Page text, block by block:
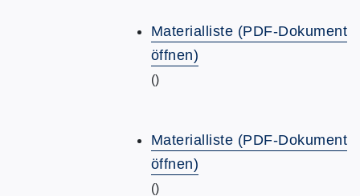
Materialliste (PDF-Dokument
öffnen)
()
Materialliste (PDF-Dokument
öffnen)
()